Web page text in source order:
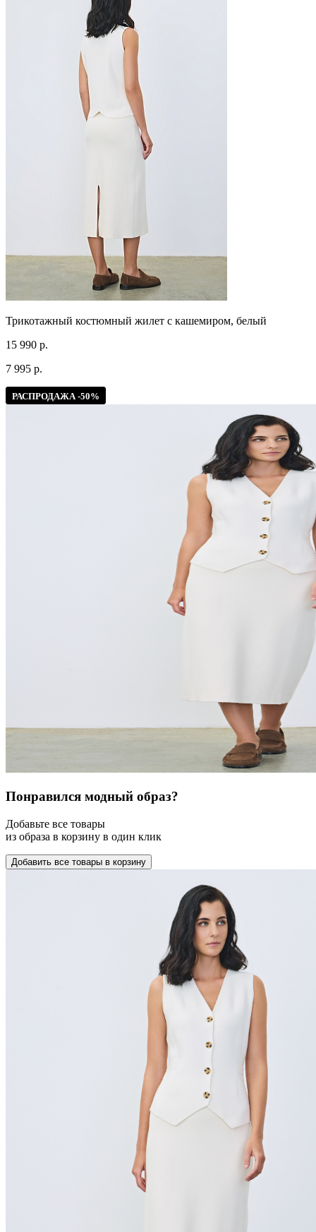
Трикотажный костюмный жилет с кашемиром, белый
15 990 р.
7 995 р.
РАСПРОДАЖА -50%
Понравился модный образ?
Добавьте все товары
из образа в корзину в один клик
Добавить все товары в корзину